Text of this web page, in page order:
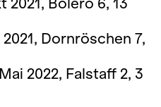
2021, Dornröschen 7,
2022, Falstaff 2, 3